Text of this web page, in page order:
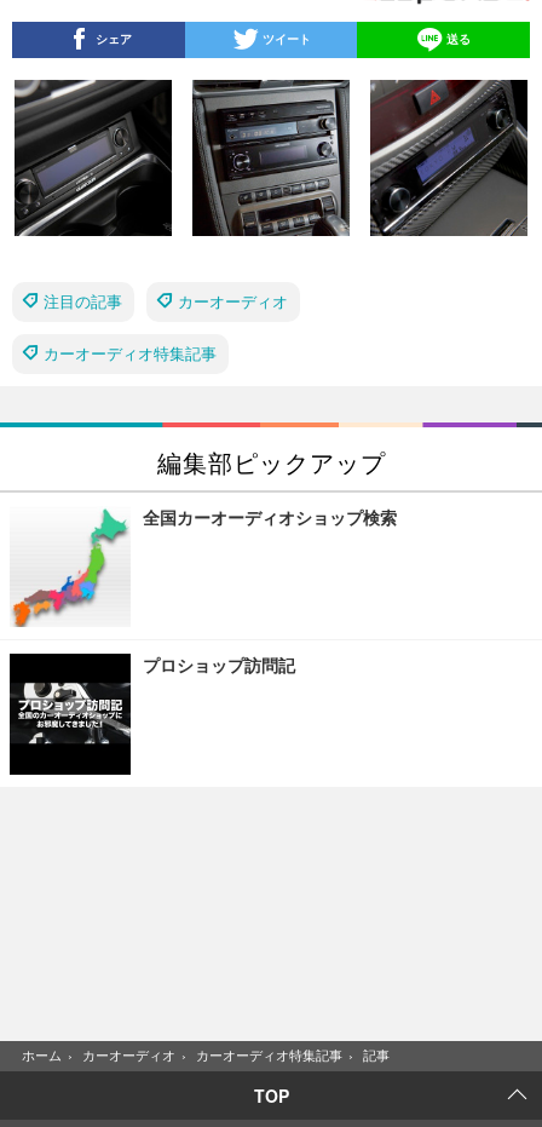
シェア ツイート 送る
注目の記事 カーオーディオ
カーオーディオ特集記事
編集部ピックアップ
全国カーオーディオショップ検索
プロショップ訪問記
ホーム › カーオーディオ › カーオーディオ特集記事 › 記事
TOP